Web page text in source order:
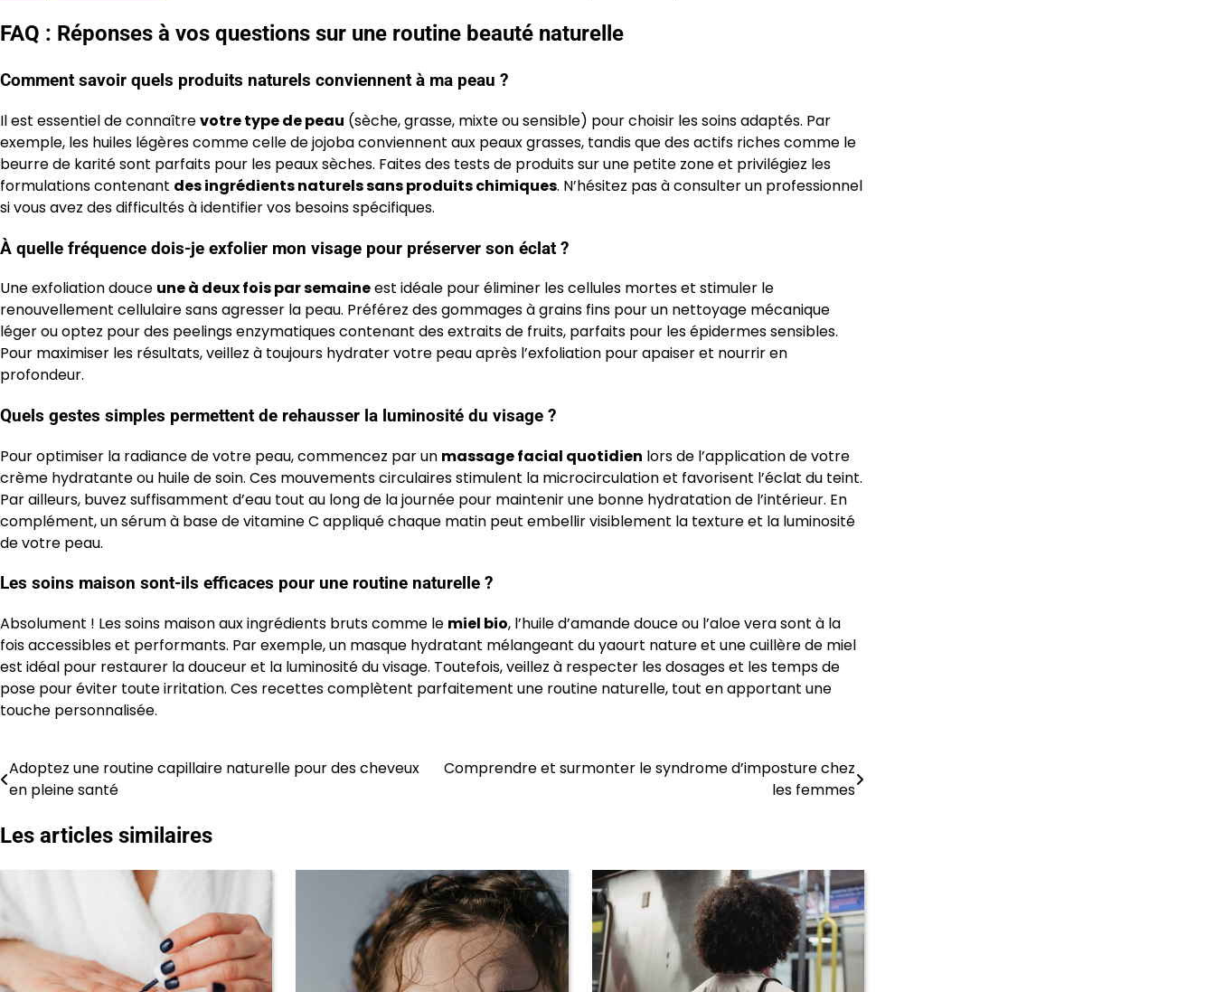
FAQ : Réponses à vos questions sur une routine beauté naturelle
Comment savoir quels produits naturels conviennent à ma peau ?
Il est essentiel de connaîtrevotre type de peau (sèche, grasse, mixte ou sensible) pour choisir les soins adaptés. Par
exemple, les huiles légères comme celle de jojoba conviennent aux peaux grasses, tandis que des actifs riches comme le
beurre de karité sont parfaits pour les peaux sèches. Faites des tests de produits sur une petite zone et privilégiez les
formulations contenant des ingrédients naturels sans produits chimiques. N’hésitez pas à consulter un professionnel
si vous avez des difficultés à identifier vos besoins spécifiques.
À quelle fréquence dois-je exfolier mon visage pour préserver son éclat ?
Une exfoliation douce une à deux fois par semaineest idéale pour éliminer les cellules mortes et stimuler le
renouvellement cellulaire sans agresser la peau. Préférez des gommages à grains fins pour un nettoyage mécanique
léger ou optez pour des peelings enzymatiques contenant des extraits de fruits, parfaits pour les épidermes sensibles.
Pour maximiser les résultats, veillez à toujours hydrater votre peau après l’exfoliation pour apaiser et nourrir en
profondeur.
Quels gestes simples permettent de rehausser la luminosité du visage ?
Pour optimiser la radiance de votre peau, commencez par un massage facial quotidien lors de l’application de votre
crème hydratante ou huile de soin. Ces mouvements circulaires stimulent la microcirculation et favorisent l’éclat du teint.
Par ailleurs, buvez suffisamment d’eau tout au long de la journée pour maintenir une bonne hydratation de l’intérieur. En
complément, un sérum à base de vitamine C appliqué chaque matin peut embellir visiblement la texture et la luminosité
de votre peau.
Les soins maison sont-ils efficaces pour une routine naturelle ?
Absolument ! Les soins maison aux ingrédients bruts comme le miel bio, l’huile d’amande douce ou l’aloe vera sont à la
fois accessibles et performants. Par exemple, un masque hydratant mélangeant du yaourt nature et une cuillère de miel
est idéal pour restaurer la douceur et la luminosité du visage. Toutefois, veillez à respecter les dosages et les temps de
pose pour éviter toute irritation. Ces recettes complètent parfaitement une routine naturelle, tout en apportant une
touche personnalisée.
Navigation
l’article
Adoptez une routine capillaire naturelle pour des cheveux
en pleine santé
Comprendre et surmonter le syndrome d’imposture chez
les femmes
Les articles similaires